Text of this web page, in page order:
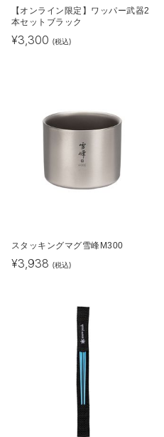
【オンライン限定】ワッパー武器2
本セットブラック
¥3,300 (税込)
スタッキングマグ雪峰M300
¥3,938 (税込)